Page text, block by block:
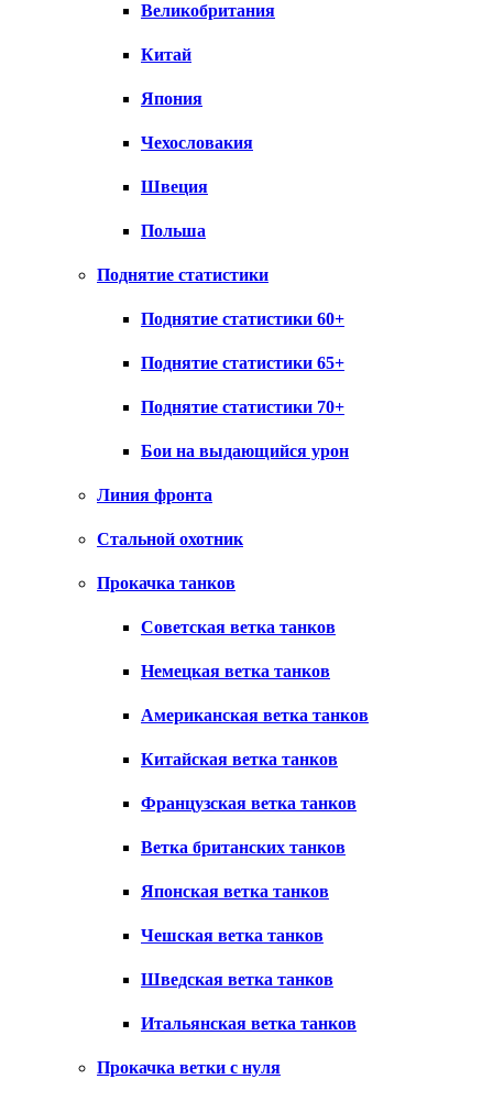
Великобритания
Китай
Япония
Чехословакия
Швеция
Польша
Поднятие статистики
Поднятие статистики 60+
Поднятие статистики 65+
Поднятие статистики 70+
Бои на выдающийся урон
Линия фронта
Стальной охотник
Прокачка танков
Советская ветка танков
Немецкая ветка танков
Американская ветка танков
Китайская ветка танков
Французская ветка танков
Ветка британских танков
Японская ветка танков
Чешская ветка танков
Шведская ветка танков
Итальянская ветка танков
Прокачка ветки с нуля